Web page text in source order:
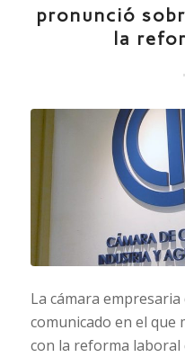
pronunció
la
La cámara
comunicado en el que
con la reforma laboral